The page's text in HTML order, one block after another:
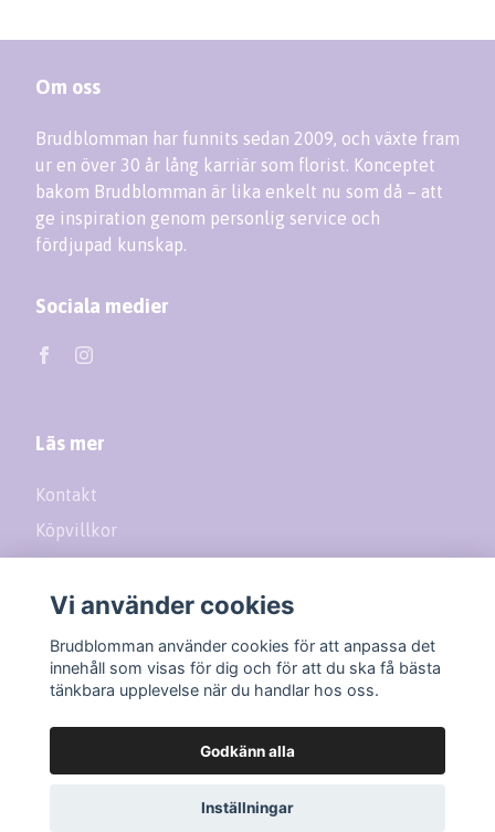
Om oss
Brudblomman har funnits sedan 2009, och växte fram
ur en över 30 år lång karriär som florist. Konceptet
bakom Brudblomman är lika enkelt nu som då – att
ge inspiration genom personlig service och
fördjupad kunskap.
Sociala medier
Läs mer
Kontakt
Köpvillkor
Prenumerera på vårt nyhetsbrev
Vi använder cookies
Brudblomman använder cookies för att anpassa det
innehåll som visas för dig och för att du ska få bästa
tänkbara upplevelse när du handlar hos oss.
Godkänn alla
Inställningar